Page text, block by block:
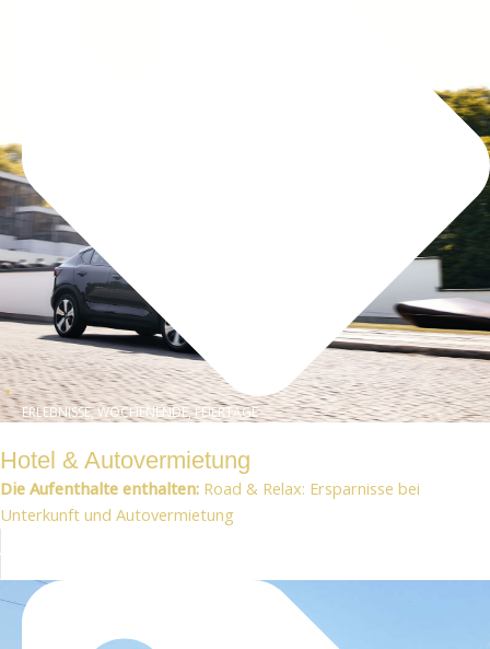
ERLEBNISSE, WOCHENENDE, FEIERTAGE
Hotel & Autovermietung
Die Aufenthalte enthalten: Road & Relax: Ersparnisse bei
Unterkunft und Autovermietung